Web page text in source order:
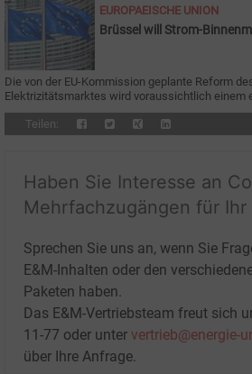
EUROPAEISCHE UNION
Brüssel will Strom-
Die von der EU-Kommission geplante Reform
Elektrizitätsmarktes wird voraussichtlich einem
Teilen:
Haben Sie Interesse an
Mehrfachzugängen für Ihr
Sprechen Sie uns an, wenn Sie
E&M-Inhalten oder den
Paketen haben.
Das E&M-Vertriebsteam freut sich
11-77 oder unter vertrieb@energie-
über Ihre Anfrage.